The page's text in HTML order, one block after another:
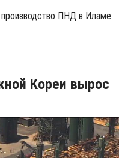
ПНД в Иламе
Кореи вырос